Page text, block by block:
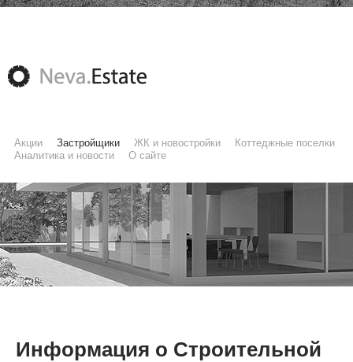
Акции Застройщики ЖК и новостройки
Коттеджные поселки
Аналитика и новости
О сайте
Информация о Строительной